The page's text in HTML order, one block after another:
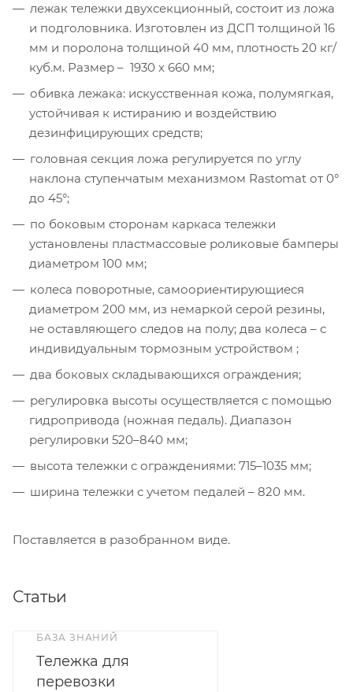
лежак тележки двухсекционный, состоит из ложа
и подголовника. Изготовлен из ДСП толщиной 16
мм и поролона толщиной 40 мм, плотность 20 кг/
куб.м. Размер – 1930 х 660 мм;
обивка лежака: искусственная кожа, полумягкая,
устойчивая к истиранию и воздействию
дезинфицирующих средств;
головная секция ложа регулируется по углу
наклона ступенчатым механизмом Rastomat от 0°
до 45°;
по боковым сторонам каркаса тележки
установлены пластмассовые роликовые бамперы
диаметром 100 мм;
колеса поворотные, самоориентирующиеся
диаметром 200 мм, из немаркой серой резины,
не оставляющего следов на полу; два колеса – с
индивидуальным тормозным устройством ;
два боковых складывающихся ограждения;
регулировка высоты осуществляется с помощью
гидропривода (ножная педаль). Диапазон
регулировки 520–840 мм;
высота тележки с ограждениями: 715–1035 мм;
ширина тележки с учетом педалей – 820 мм.
Поставляется в разобранном виде.
Статьи
БАЗА ЗНАНИЙ
Тележка для
перевозки